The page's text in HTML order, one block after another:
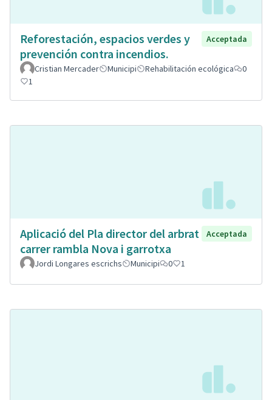
Reforestación, espacios verdes y
prevención contra incendios.
Acceptada
Cristian Mercader Municipi Rehabilitación ecológica
0
1
Aplicació del Pla director del arbrat
carrer rambla Nova i garrotxa
Acceptada
Jordi Longares escrichs Municipi 0 1